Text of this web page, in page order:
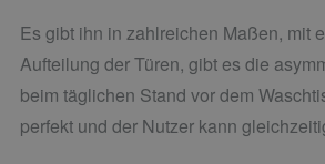
Es gibt ihn in zahlreichen Maßen, mit
Aufteilung der Türen, gibt es die
beim täglichen Stand vor dem
perfekt und der Nutzer kann